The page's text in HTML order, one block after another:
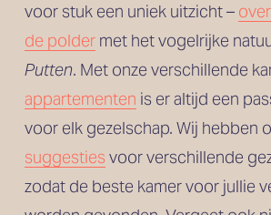
voor stuk een uniek uitzicht –
de polder met het vogelrijke
Putten. Met onze verschillende
appartementen is er altijd een
voor elk gezelschap. Wij hebben
suggesties voor verschillende
zodat de beste kamer voor jullie